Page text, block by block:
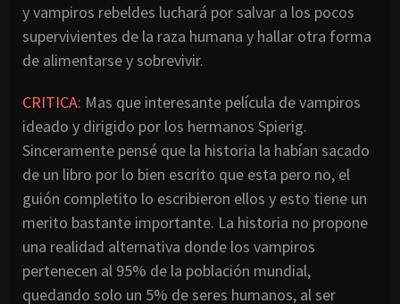
y vampiros rebeldes luchará por salvar a los pocos
supervivientes de la raza humana y hallar otra forma
de alimentarse y sobrevivir.
CRITICA: Mas que interesante película de vampiros
ideado y dirigido por los hermanos Spierig.
Sinceramente pensé que la historia la habían sacado
de un libro por lo bien escrito que esta pero no, el
guión completito lo escribieron ellos y esto tiene un
merito bastante importante. La historia no propone
una realidad alternativa donde los vampiros
pertenecen al 95% de la población mundial,
quedando solo un 5% de seres humanos, al ser